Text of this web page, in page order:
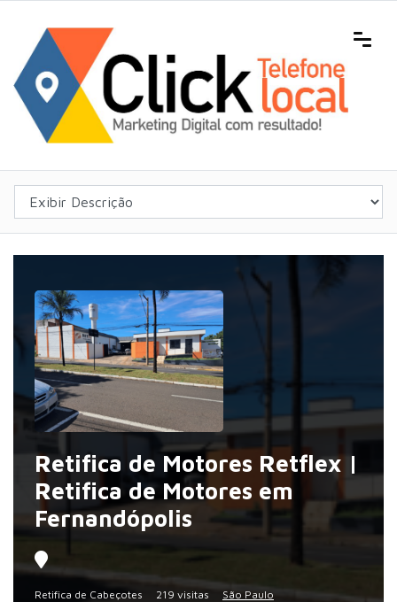
Retifica de Motores Retflex |
Retifica de Motores em
Fernandópolis
Retifica de Cabeçotes 219 visitas São Paulo